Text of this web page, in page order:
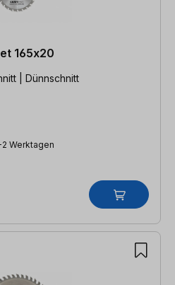
165x20
| Dünnschnitt
Werktagen